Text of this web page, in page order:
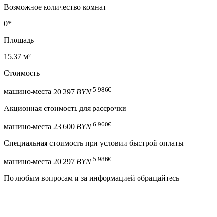
Возможное количество комнат
0*
Площадь
15.37 м²
Стоимость
машино-места 20 297 BYN 5 986€
Акционная стоимость для рассрочки
машино-места 23 600 BYN 6 960€
Специальная cтоимость при условии быстрой оплаты
машино-места 20 297 BYN 5 986€
По любым вопросам и за информацией обращайтесь